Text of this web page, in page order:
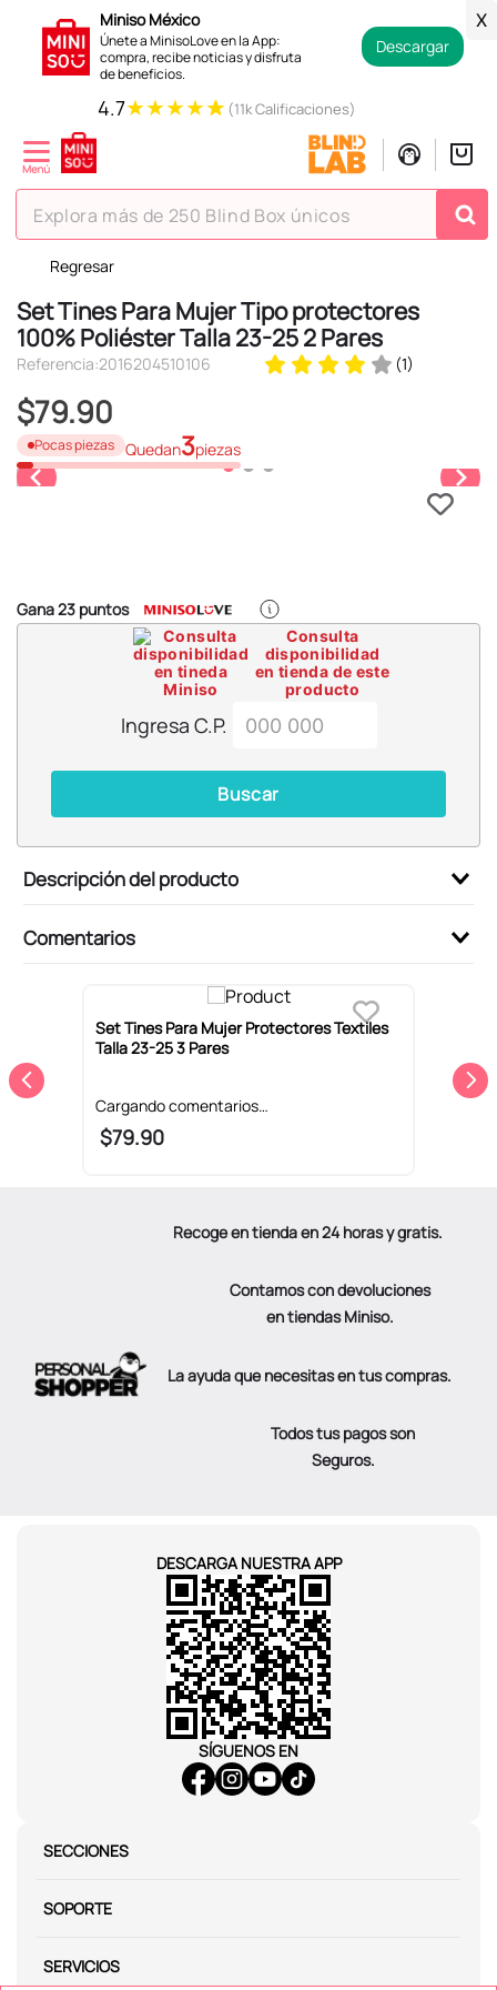
Miniso México
Únete a MinisoLove en la App:
compra, recibe noticias y disfruta
de beneficios.
Descargar
X
4.7★★★★★ (11k Calificaciones)
Explora más de 250 Blind Box únicos
Regresar
Set Tines Para Mujer Tipo protectores
100% Poliéster Talla 23-25 2 Pares
Referencia:2016204510106 (1)
$79.90
Pocas piezas Quedan3piezas
Gana23 puntos
Consulta
disponibilidad
en tienda de este
producto
Ingresa C.P.
Buscar
Descripción del producto
Comentarios
Set Tines Para Mujer Protectores Textiles
Talla 23-25 3 Pares
$79.90
Recoge en tienda en 24 horas y gratis.
Contamos con devoluciones
en tiendas Miniso.
La ayuda que necesitas en tus compras.
Todos tus pagos son
Seguros.
DESCARGA NUESTRA APP
SÍGUENOS EN
SECCIONES
SOPORTE
SERVICIOS
TÉRMINOS MÁS BUSCADOS
1.
hello kitty
2.
spiderman
4.
osito cariñosito
5.
blind box
9.
chiikawas
cosmetiquera